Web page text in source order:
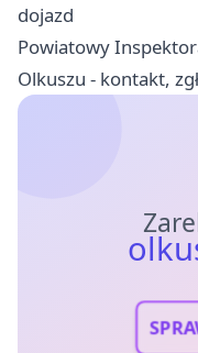
dojazd
Powiatowy
Olkuszu - kontakt,